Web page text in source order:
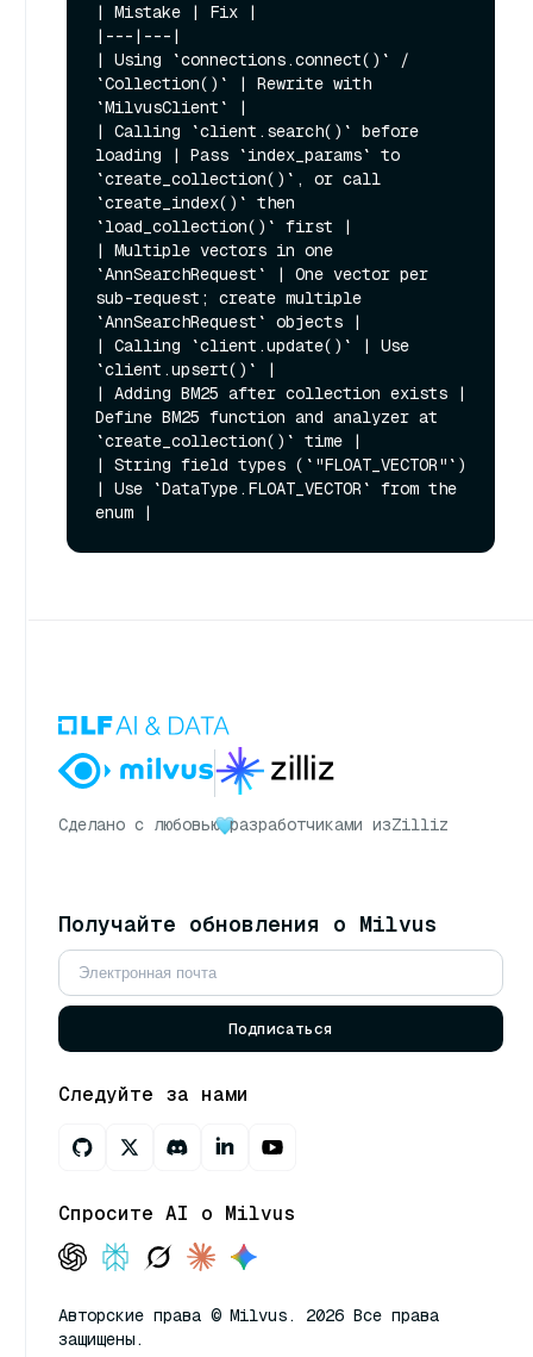
| Mistake | Fix |
|---|---|
| Using `connections.connect()` /
`Collection()` | Rewrite with
`MilvusClient` |
| Calling `client.search()` before
loading | Pass `index_params` to
`create_collection()`, or call
`create_index()` then
`load_collection()` first |
| Multiple vectors in one
`AnnSearchRequest` | One vector per
sub-request; create multiple
`AnnSearchRequest` objects |
| Calling `client.update()` | Use
`client.upsert()` |
| Adding BM25 after collection exists |
Define BM25 function and analyzer at
`create_collection()` time |
| String field types (`"FLOAT_VECTOR"`)
| Use `DataType.FLOAT_VECTOR` from the
Сделано с любовью разработчиками изZilliz
Получайте обновления о Milvus
Подписаться
Следуйте за нами
Спросите AI о Milvus
Авторские права © Milvus. 2026 Все права
защищены.